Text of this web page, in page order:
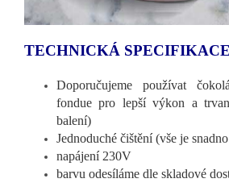
TECHNICKÁ SPECIFIKACE
Doporučujeme používat
fondue pro lepší výkon a
balení)
Jednoduché čištění (vše je
napájení 230V
barvu odesíláme dle skladové